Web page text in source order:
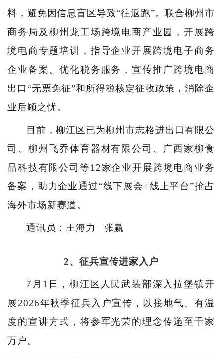
料，避免因信息盲区导致“往返跑”。联合柳州市
商务局及柳州龙工场跨境电商产业园，开展跨
境电商专题培训，指导企业开展跨境电子商务
企业备案。优化税务服务，宣传推广跨境电商
出口“无票免征”和所得税核定征收政策，消除企
业后顾之忧。
目前，柳江区已为柳州市志格进出口有限公
司、柳州飞乔体育器材有限公司、广西家柳食
品科技有限公司等12家企业开展跨境电商业务
备案，助力企业通过“线下展会+线上平台”抢占
海外市场新赛道。
通讯员：王海力 张赢
2、征兵宣传进家入户
7月1日，柳江区人民武装部深入拉堡镇开
展2026年秋季征兵入户宣传，以接地气、有温
度的宣讲方式，将参军光荣的理念传递至千家
万户。